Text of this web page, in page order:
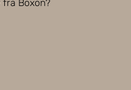
Boxon?